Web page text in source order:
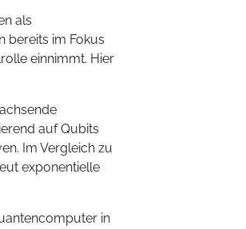
als
bereits im Fokus
einnimmt. Hier
auf Qubits
Im Vergleich zu
exponentielle
in